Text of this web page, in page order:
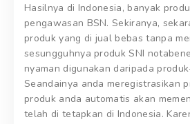
Hasilnya di Indonesia, banyak
pengawasan BSN. Sekiranya,
produk yang di jual bebas tanpa
sesungguhnya produk SNI
nyaman digunakan daripada
Seandainya anda meregistrasikan
produk anda automatis akan
telah di tetapkan di Indonesia.